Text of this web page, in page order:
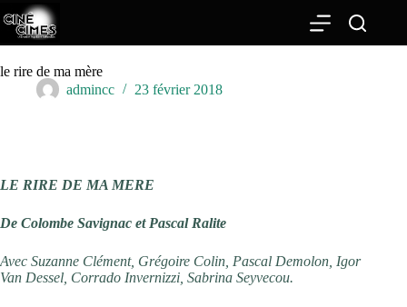
Passer
au
contenu
le rire de ma mère
admincc
23 février 2018
LE RIRE DE MA MERE
De Colombe Savignac et Pascal Ralite
Avec Suzanne Clément, Grégoire Colin, Pascal Demolon, Igor
Van Dessel, Corrado Invernizzi, Sabrina Seyvecou.